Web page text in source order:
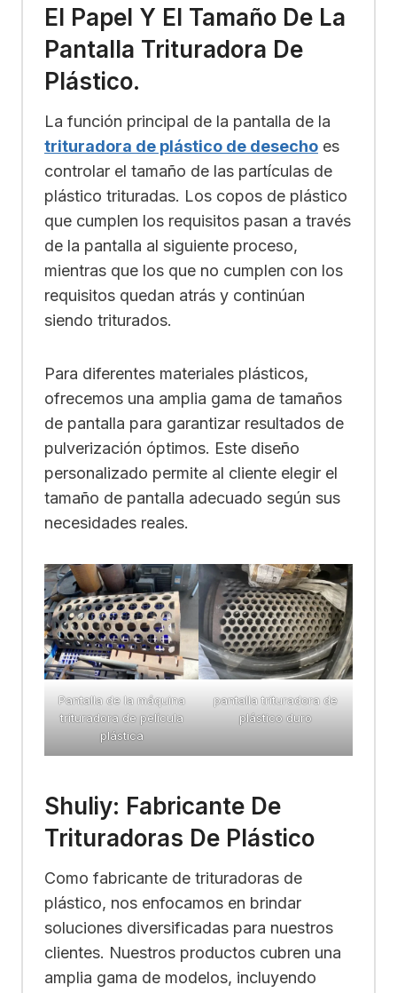
El Papel Y El Tamaño De La
Pantalla Trituradora De
Plástico.
La función principal de la pantalla de la
trituradora de plástico de desecho es
controlar el tamaño de las partículas de
plástico trituradas. Los copos de plástico
que cumplen los requisitos pasan a través
de la pantalla al siguiente proceso,
mientras que los que no cumplen con los
requisitos quedan atrás y continúan
siendo triturados.
Para diferentes materiales plásticos,
ofrecemos una amplia gama de tamaños
de pantalla para garantizar resultados de
pulverización óptimos. Este diseño
personalizado permite al cliente elegir el
tamaño de pantalla adecuado según sus
necesidades reales.
Pantalla de la máquina
trituradora de película
plástica
pantalla trituradora de
plástico duro
Shuliy: Fabricante De
Trituradoras De Plástico
Como fabricante de trituradoras de
plástico, nos enfocamos en brindar
soluciones diversificadas para nuestros
clientes. Nuestros productos cubren una
amplia gama de modelos, incluyendo